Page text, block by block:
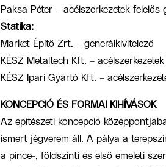
Paksa Péter – acélszerkezetek
Statika:
Market Építő Zrt. – generálkivitelező
KÉSZ Metaltech Kft. –
KÉSZ Ipari Gyártó Kft. –
KONCEPCIÓ ÉS FORMAI KIHÍVÁSOK
Az építészeti koncepció
ismert jégverem áll. A pálya a
a pince-, földszinti és első emeleti